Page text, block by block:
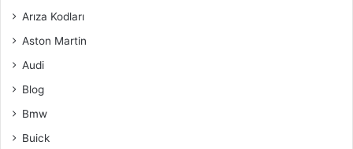
Arıza Kodları
Aston Martin
Audi
Blog
Bmw
Buick